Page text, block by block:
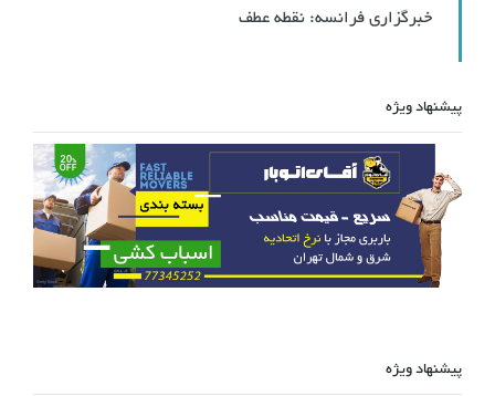
خبرگزاری فرانسه: نقطه عطف
پیشنهاد ویژه
پیشنهاد ویژه